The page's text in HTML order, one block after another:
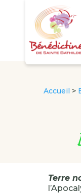
Accueil >
Terre